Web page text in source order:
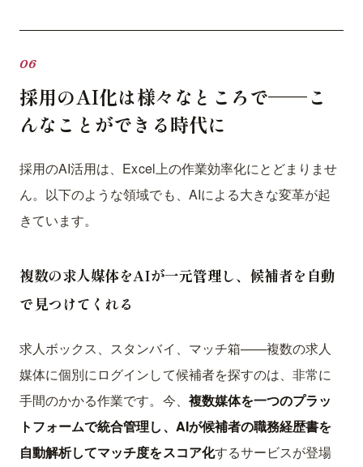
採用のAI化は様々なところで——こ
んなことができる時代に
採用のAI活用は、Excel上の作業効率化にとどまりませ
ん。以下のような領域でも、AIによる大きな変革が起
きています。
複数の求人媒体をAIが一元管理し、候補者を自動
で見つけてくれる
求人ボックス、スタンバイ、マッチ箱——複数の求人
媒体に個別にログインして候補者を探すのは、非常に
手間のかかる作業です。今、 複数媒体を一つのプラッ
トフォームで統合管理し、AIが候補者の職務経歴書を
自動解析してマッチ度をスコア化するサービスが登場